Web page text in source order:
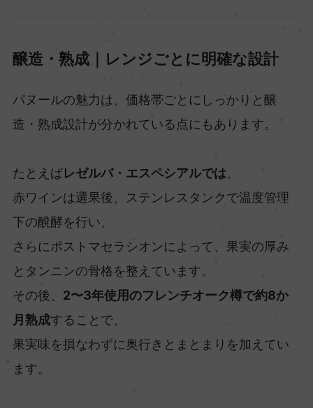
醸造・熟成｜レンジごとに明確な設計
パヌールの魅力は、価格帯ごとにしっかりと醸
造・熟成設計が分かれている点にもあります。
たとえばレゼルバ・エスペシアルでは
赤ワインは選果後、ステンレスタンクで温度管理
下の醗酵を行い、
さらにポストマセラシオンによって、果実の厚み
とタンニンの骨格を整えています。
その後、 2〜3年使用のフレンチオーク樽で約8か
月熟成することで、
果実味を損なわずに奥行きとまとまりを加えてい
ます。